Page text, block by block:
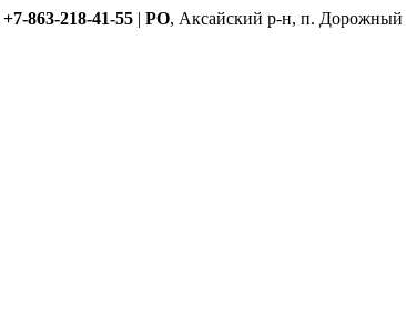
+7-863-218-41-55 | РО, Аксайский р-н, п. Дорожный